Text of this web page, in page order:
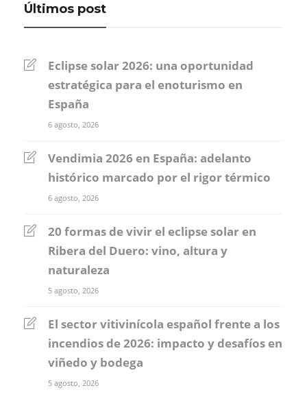
Últimos post
Eclipse solar 2026: una oportunidad
estratégica para el enoturismo en
España
6 agosto, 2026
Vendimia 2026 en España: adelanto
histórico marcado por el rigor térmico
6 agosto, 2026
20 formas de vivir el eclipse solar en
Ribera del Duero: vino, altura y
naturaleza
5 agosto, 2026
El sector vitivinícola español frente a los
incendios de 2026: impacto y desafíos en
viñedo y bodega
5 agosto, 2026